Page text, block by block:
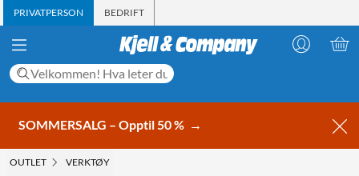
PRIVATPERSON BEDRIFT
SOMMERSALG – Opptil 50 % →
OUTLET VERKTØY